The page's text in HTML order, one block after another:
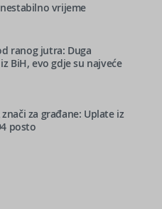
vrijeme
ranog jutra: Duga
BiH, evo gdje su najveće
znači za građane: Uplate iz
posto